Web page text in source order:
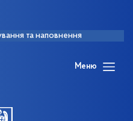
та наповнення
Меню